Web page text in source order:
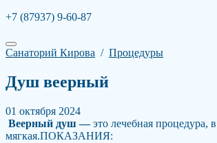
+7 (87937) 9-60-87
Санаторий Кирова / Процедуры
Душ веерный
01 октября 2024
Веерный душ —это лечебная процедура,
мягкая.ПОКАЗАНИЯ: